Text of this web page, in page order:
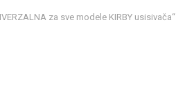
za sve modele KIRBY usisivača“